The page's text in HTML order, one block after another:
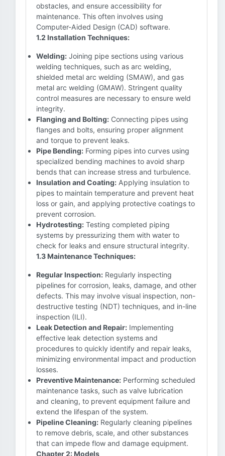
obstacles, and ensure accessibility for
maintenance. This often involves using
Computer-Aided Design (CAD) software.
1.2 Installation Techniques:
Welding: Joining pipe sections using various
welding techniques, such as arc welding,
shielded metal arc welding (SMAW), and gas
metal arc welding (GMAW). Stringent quality
control measures are necessary to ensure weld
integrity.
Flanging and Bolting: Connecting pipes using
flanges and bolts, ensuring proper alignment
and torque to prevent leaks.
Pipe Bending: Forming pipes into curves using
specialized bending machines to avoid sharp
bends that can increase stress and turbulence.
Insulation and Coating: Applying insulation to
pipes to maintain temperature and prevent heat
loss or gain, and applying protective coatings to
prevent corrosion.
Hydrotesting: Testing completed piping
systems by pressurizing them with water to
check for leaks and ensure structural integrity.
1.3 Maintenance Techniques:
Regular Inspection: Regularly inspecting
pipelines for corrosion, leaks, damage, and other
defects. This may involve visual inspection, non-
destructive testing (NDT) techniques, and in-line
inspection (ILI).
Leak Detection and Repair: Implementing
effective leak detection systems and
procedures to quickly identify and repair leaks,
minimizing environmental impact and production
losses.
Preventive Maintenance: Performing scheduled
maintenance tasks, such as valve lubrication
and cleaning, to prevent equipment failure and
extend the lifespan of the system.
Pipeline Cleaning: Regularly cleaning pipelines
to remove debris, scale, and other substances
that can impede flow and damage equipment.
Chapter 2: Models